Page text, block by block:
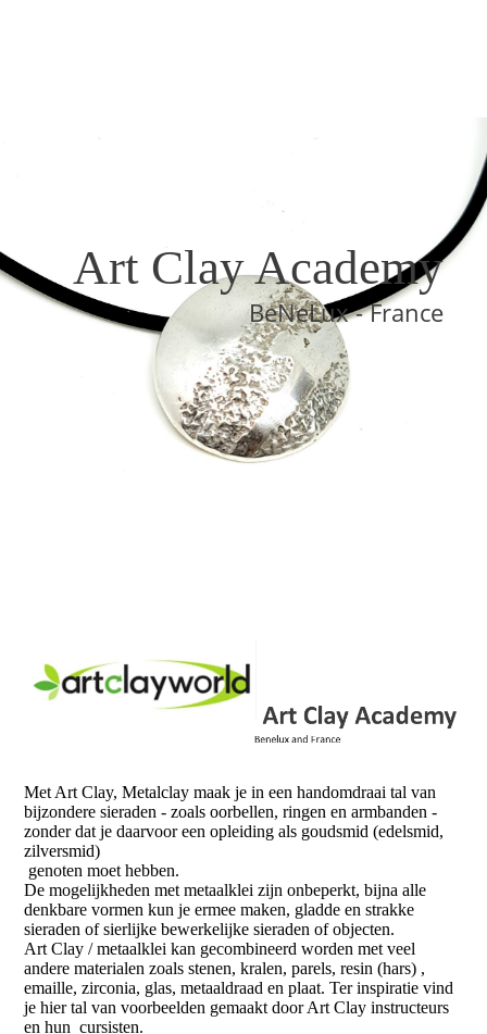
Art Clay Academy
BeNeLux - France
Met Art Clay, Metalclay maak je in een handomdraai tal van
bijzondere sieraden - zoals oorbellen, ringen en armbanden -
zonder dat je daarvoor een opleiding als goudsmid (edelsmid,
zilversmid)
genoten moet hebben.
De mogelijkheden met metaalklei zijn onbeperkt, bijna alle
denkbare vormen kun je ermee maken, gladde en strakke
sieraden of sierlijke bewerkelijke sieraden of objecten.
Art Clay / metaalklei kan gecombineerd worden met veel
andere materialen zoals stenen, kralen, parels, resin (hars) ,
emaille, zirconia, glas, metaaldraad en plaat. Ter inspiratie vind
je hier tal van voorbeelden gemaakt door Art Clay instructeurs
en hun cursisten.